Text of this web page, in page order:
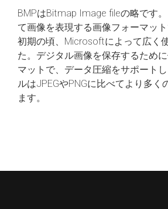
BMPはBitmap Image fileの略です
て画像を表現する画像フォーマッ
初期の頃、Microsoftによって広く
た。デジタル画像を保存するため
マットで、データ圧縮をサポート
ルはJPEGやPNGに比べてより多く
ます。